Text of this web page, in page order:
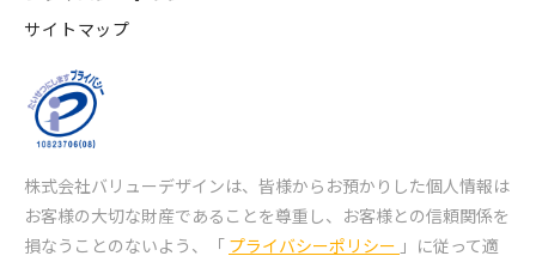
サイトマップ
株式会社バリューデザインは、皆様からお預かりした個人情報は
お客様の大切な財産であることを尊重し、 お客様との信頼関係を
損なうことのないよう、「 プライバシーポリシー 」に従って適